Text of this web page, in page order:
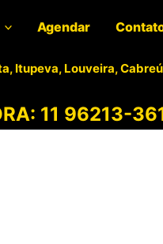
Agendar
Itupeva, Louveira,
11 96213-